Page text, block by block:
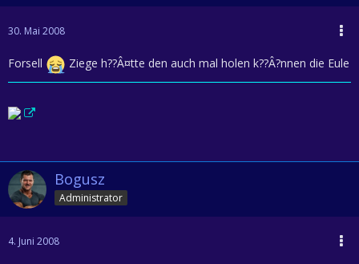
30. Mai 2008
Forsell Ziege h??Â¤tte den auch mal holen k??Â?nnen die Eule
Bogusz
Administrator
4. Juni 2008